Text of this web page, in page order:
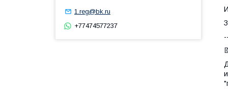
1.reg@bk.ru
+77474577237